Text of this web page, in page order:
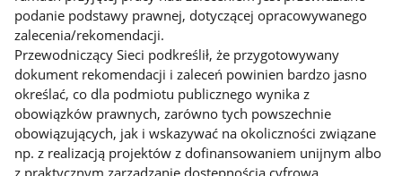
podanie podstawy prawnej, dotyczącej opracowywanego
zalecenia/rekomendacji.
Przewodniczący Sieci podkreślił, że przygotowywany
dokument rekomendacji i zaleceń powinien bardzo jasno
określać, co dla podmiotu publicznego wynika z
obowiązków prawnych, zarówno tych powszechnie
obowiązujących, jak i wskazywać na okoliczności związane
np. z realizacją projektów z dofinansowaniem unijnym albo
z praktycznym zarządzanie dostępnością cyfrową